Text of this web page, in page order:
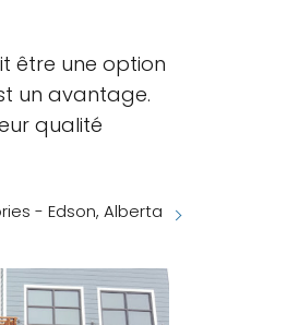
être une option
un avantage.
qualité
- Edson, Alberta